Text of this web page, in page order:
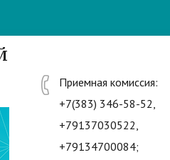
Приемная комиссия:
+7(383) 346-58-52,
+79137030522,
+79134700084;